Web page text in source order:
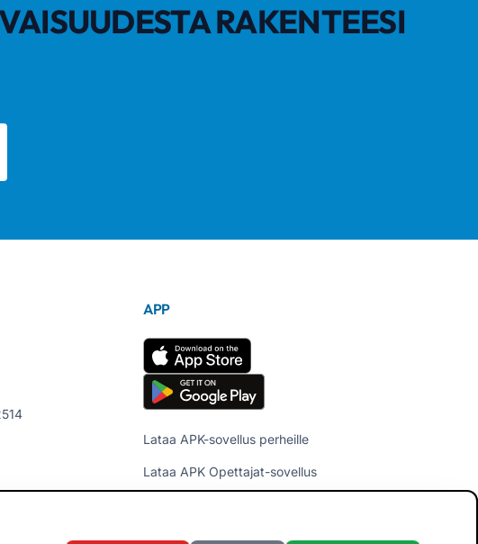
RAKENTEESI
APP
Lataa APK-sovellus perheille
Lataa APK Opettajat-sovellus